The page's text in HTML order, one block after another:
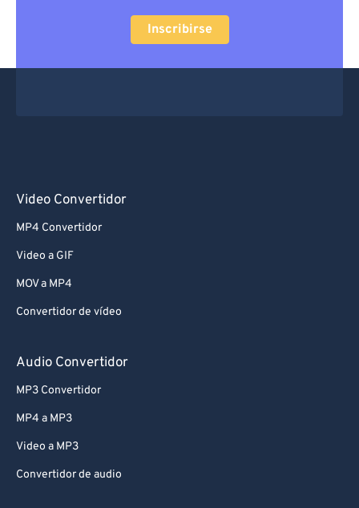
Inscribirse
Video Convertidor
MP4 Convertidor
Video a GIF
MOV a MP4
Convertidor de vídeo
Audio Convertidor
MP3 Convertidor
MP4 a MP3
Video a MP3
Convertidor de audio